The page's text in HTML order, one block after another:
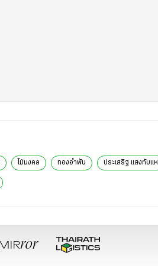
ไม้มงคล ทองอำพัน ประเสริฐ แสงทับแห